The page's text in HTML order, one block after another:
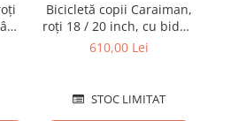
Bicicletă copii Caraiman,
roți 18 / 20 inch, cu bidon
apă, roșie
610,00 Lei
STOC LIMITAT